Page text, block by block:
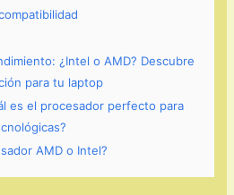
¿Intel o AMD? Descubre
para tu laptop
es el procesador perfecto para
AMD o Intel?